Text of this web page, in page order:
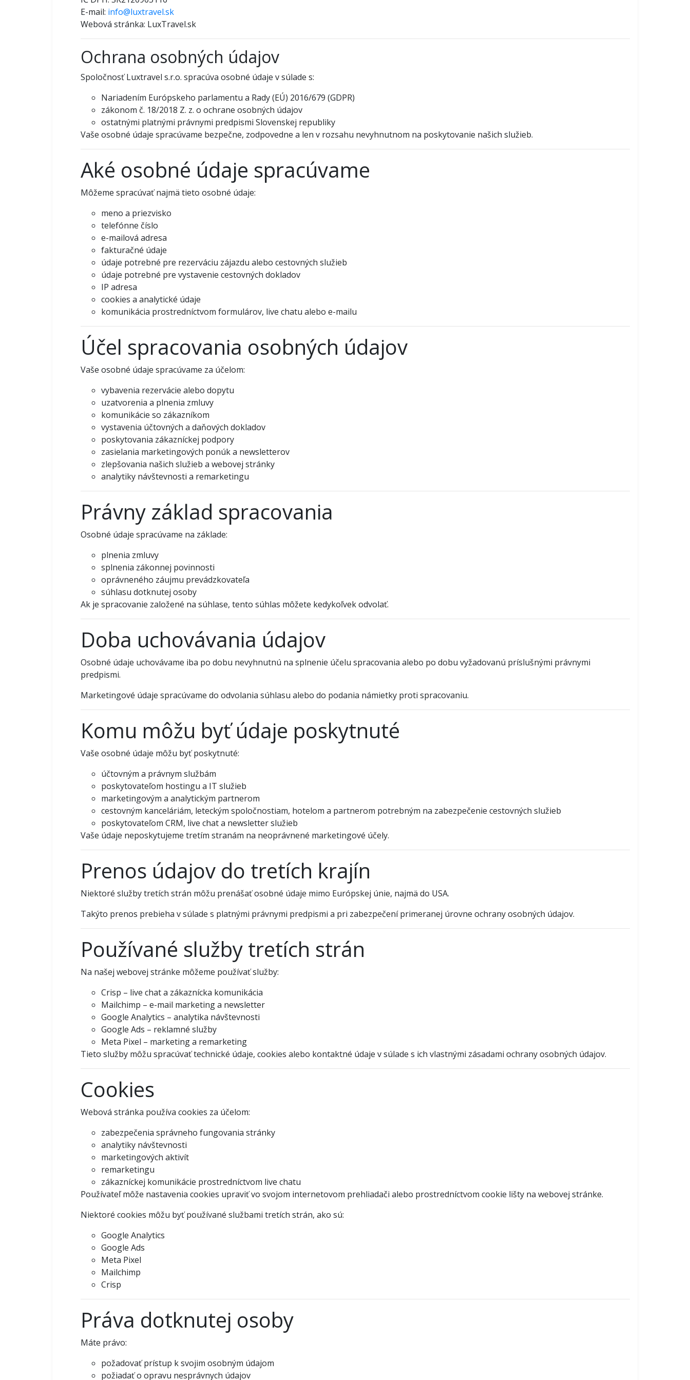
E-mail: info@luxtravel.sk
Webová stránka: LuxTravel.sk
Ochrana osobných údajov
Spoločnosť Luxtravel s.r.o. spracúva osobné údaje v súlade s:
Nariadením Európskeho parlamentu a Rady (EÚ) 2016/679 (GDPR)
zákonom č. 18/2018 Z. z. o ochrane osobných údajov
ostatnými platnými právnymi predpismi Slovenskej republiky
Vaše osobné údaje spracúvame bezpečne, zodpovedne a len v rozsahu nevyhnutnom na poskytovanie našich služieb.
Aké osobné údaje spracúvame
Môžeme spracúvať najmä tieto osobné údaje:
meno a priezvisko
telefónne číslo
e-mailová adresa
fakturačné údaje
údaje potrebné pre rezerváciu zájazdu alebo cestovných služieb
údaje potrebné pre vystavenie cestovných dokladov
IP adresa
cookies a analytické údaje
komunikácia prostredníctvom formulárov, live chatu alebo e-mailu
Účel spracovania osobných údajov
Vaše osobné údaje spracúvame za účelom:
vybavenia rezervácie alebo dopytu
uzatvorenia a plnenia zmluvy
komunikácie so zákazníkom
vystavenia účtovných a daňových dokladov
poskytovania zákazníckej podpory
zasielania marketingových ponúk a newsletterov
zlepšovania našich služieb a webovej stránky
analytiky návštevnosti a remarketingu
Právny základ spracovania
Osobné údaje spracúvame na základe:
plnenia zmluvy
splnenia zákonnej povinnosti
oprávneného záujmu prevádzkovateľa
súhlasu dotknutej osoby
Ak je spracovanie založené na súhlase, tento súhlas môžete kedykoľvek odvolať.
Doba uchovávania údajov
Osobné údaje uchovávame iba po dobu nevyhnutnú na splnenie účelu spracovania alebo po dobu vyžadovanú príslušnými právnymi
predpismi.
Marketingové údaje spracúvame do odvolania súhlasu alebo do podania námietky proti spracovaniu.
Komu môžu byť údaje poskytnuté
Vaše osobné údaje môžu byť poskytnuté:
účtovným a právnym službám
poskytovateľom hostingu a IT služieb
marketingovým a analytickým partnerom
cestovným kanceláriám, leteckým spoločnostiam, hotelom a partnerom potrebným na zabezpečenie cestovných služieb
poskytovateľom CRM, live chat a newsletter služieb
Vaše údaje neposkytujeme tretím stranám na neoprávnené marketingové účely.
Prenos údajov do tretích krajín
Niektoré služby tretích strán môžu prenášať osobné údaje mimo Európskej únie, najmä do USA.
Takýto prenos prebieha v súlade s platnými právnymi predpismi a pri zabezpečení primeranej úrovne ochrany osobných údajov.
Používané služby tretích strán
Na našej webovej stránke môžeme používať služby:
Crisp – live chat a zákaznícka komunikácia
Mailchimp – e-mail marketing a newsletter
Google Analytics – analytika návštevnosti
Google Ads – reklamné služby
Meta Pixel – marketing a remarketing
Tieto služby môžu spracúvať technické údaje, cookies alebo kontaktné údaje v súlade s ich vlastnými zásadami ochrany osobných údajov.
Cookies
Webová stránka používa cookies za účelom:
zabezpečenia správneho fungovania stránky
analytiky návštevnosti
marketingových aktivít
remarketingu
zákazníckej komunikácie prostredníctvom live chatu
Používateľ môže nastavenia cookies upraviť vo svojom internetovom prehliadači alebo prostredníctvom cookie lišty na webovej stránke.
Niektoré cookies môžu byť používané službami tretích strán, ako sú:
Google Analytics
Google Ads
Meta Pixel
Mailchimp
Crisp
Práva dotknutej osoby
Máte právo:
požadovať prístup k svojim osobným údajom
požiadať o opravu nesprávnych údajov